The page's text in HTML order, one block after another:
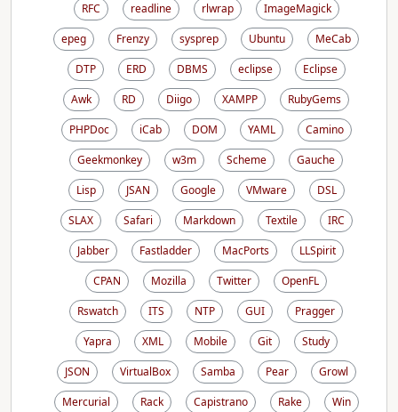
RFC
readline rlwrap
ImageMagick
epeg
Frenzy sysprep Ubuntu
MeCab
DTP
ERD DBMS eclipse
Eclipse
Awk
RD Diigo XAMPP
RubyGems
PHPDoc
iCab DOM YAML
Camino
Geekmonkey
w3m Scheme
Gauche
Lisp
JSAN Google VMware
DSL
SLAX
Safari Markdown Textile
IRC
Jabber
Fastladder MacPorts
LLSpirit
CPAN
Mozilla Twitter
OpenFL
Rswatch
ITS NTP GUI
Pragger
Yapra
XML Mobile Git
Study
JSON
VirtualBox Samba Pear
Growl
Mercurial
Rack Capistrano Rake
Win